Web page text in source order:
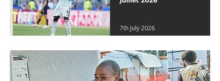
7th July 2026